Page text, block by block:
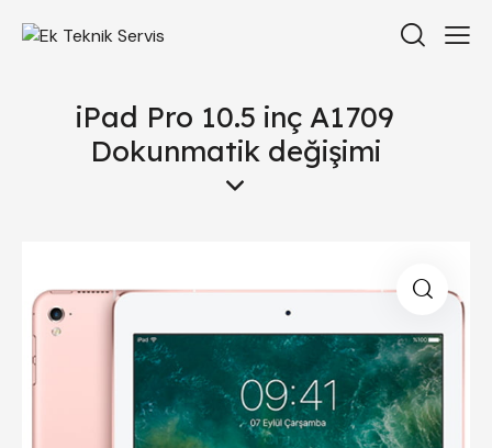
iPad Pro 10.5 inç A1709
Dokunmatik değişimi